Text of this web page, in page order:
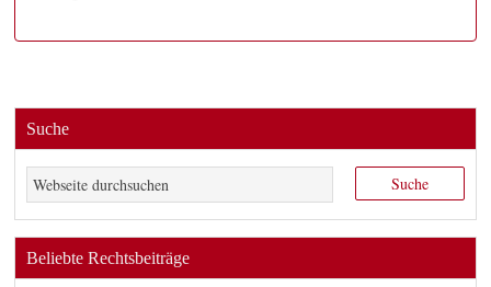
Suche
Beliebte Rechtsbeiträge